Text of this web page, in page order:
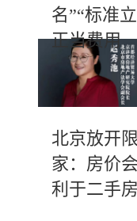
名”“标准
正当费用
北京放开
家：房价
利于二手